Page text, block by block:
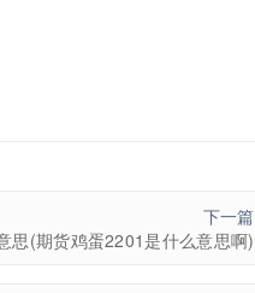
下一篇
思(期货鸡蛋2201是什么意思啊)